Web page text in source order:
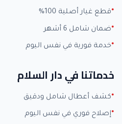
قطع غيار أصلية 100%
ضمان شامل 6 أشهر
خدمة فورية في نفس اليوم
خدماتنا في دار السلام
كشف أعطال شامل ودقيق
إصلاح فوري في نفس اليوم